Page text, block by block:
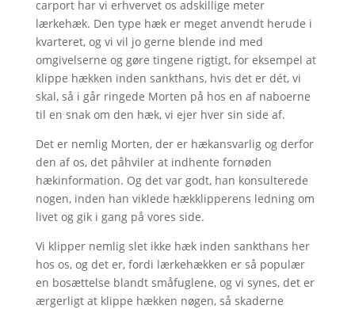
carport har vi erhvervet os adskillige meter
lærkehæk. Den type hæk er meget anvendt herude i
kvarteret, og vi vil jo gerne blende ind med
omgivelserne og gøre tingene rigtigt, for eksempel at
klippe hækken inden sankthans, hvis det er dét, vi
skal, så i går ringede Morten på hos en af naboerne
til en snak om den hæk, vi ejer hver sin side af.
Det er nemlig Morten, der er hækansvarlig og derfor
den af os, det påhviler at indhente fornøden
hækinformation. Og det var godt, han konsulterede
nogen, inden han viklede hækklipperens ledning om
livet og gik i gang på vores side.
Vi klipper nemlig slet ikke hæk inden sankthans her
hos os, og det er, fordi lærkehækken er så populær
en bosættelse blandt småfuglene, og vi synes, det er
ærgerligt at klippe hækken nøgen, så skaderne